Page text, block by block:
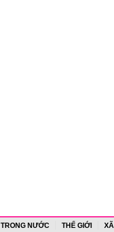
TRONG NƯỚC THẾ GIỚI